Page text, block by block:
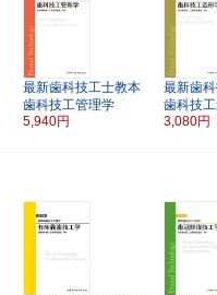
最新歯科技工士教本
歯科技工管理学
5,940円
最新歯
歯科技
3,080円